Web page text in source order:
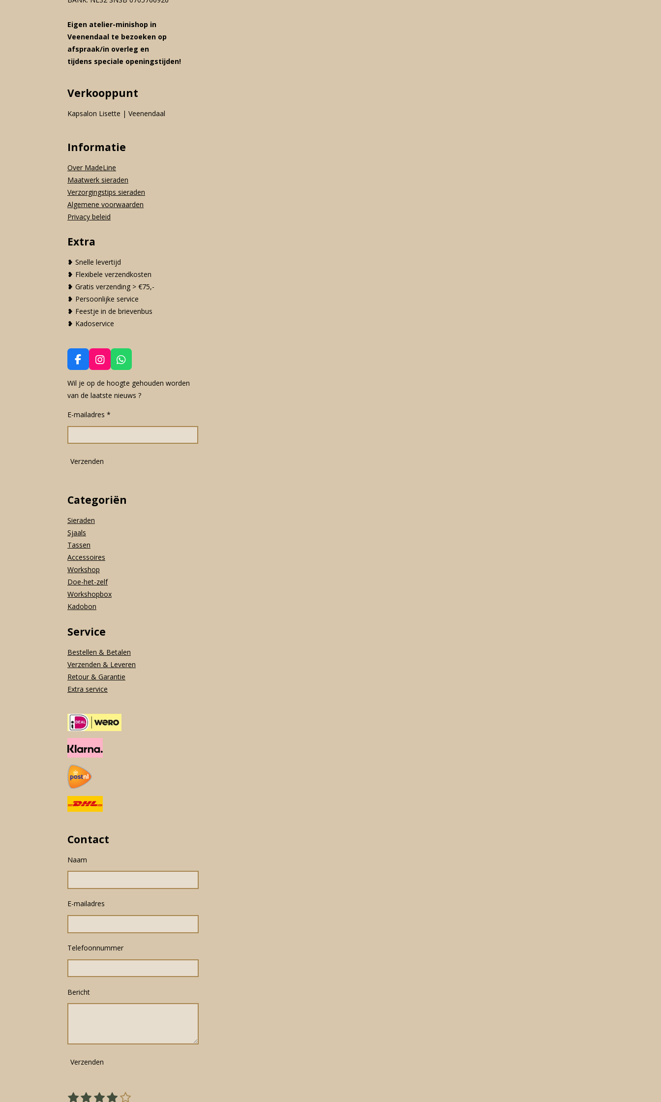
Eigen atelier-minishop in
Veenendaal te bezoeken op
afspraak/in overleg en
tijdens speciale openingstijden!
Verkooppunt
Kapsalon Lisette | Veenendaal
Informatie
Over MadeLine
Maatwerk sieraden
Verzorgingstips sieraden
Algemene voorwaarden
Privacy beleid
Extra
❥ Snelle levertijd
❥ Flexibele verzendkosten
❥ Gratis verzending > €75,-
❥ Persoonlijke service
❥ Feestje in de brievenbus
❥ Kadoservice
F
a
c
e
o
o
I
n
s
t
g
r
m
W
h
a
t
p
Wil je op de hoogte gehouden worden
van de laatste nieuws ?
E-mailadres *
Verzenden
Categoriën
Sieraden
Sjaals
Tassen
Accessoires
Workshop
Doe-het-zelf
Workshopbox
Kadobon
Service
Bestellen & Betalen
Verzenden & Leveren
Retour & Garantie
Extra service
Contact
Naam
E-mailadres
Telefoonnummer
Bericht
Verzenden
R
1 2 3 4 5 S